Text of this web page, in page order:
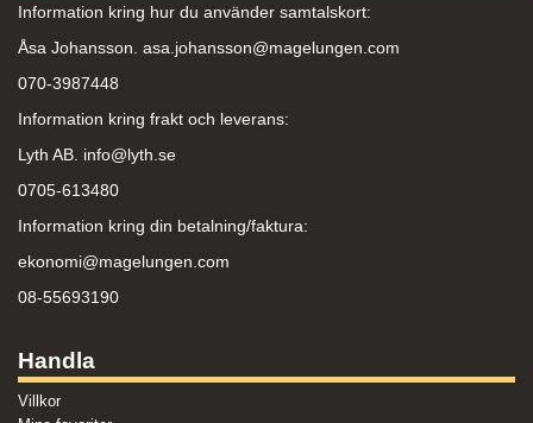
Information kring hur du använder samtalskort:
Åsa Johansson. asa.johansson@magelungen.com
070-3987448
Information kring frakt och leverans:
Lyth AB. info@lyth.se
0705-613480
Information kring din betalning/faktura:
ekonomi@magelungen.com
08-55693190
Handla
Villkor